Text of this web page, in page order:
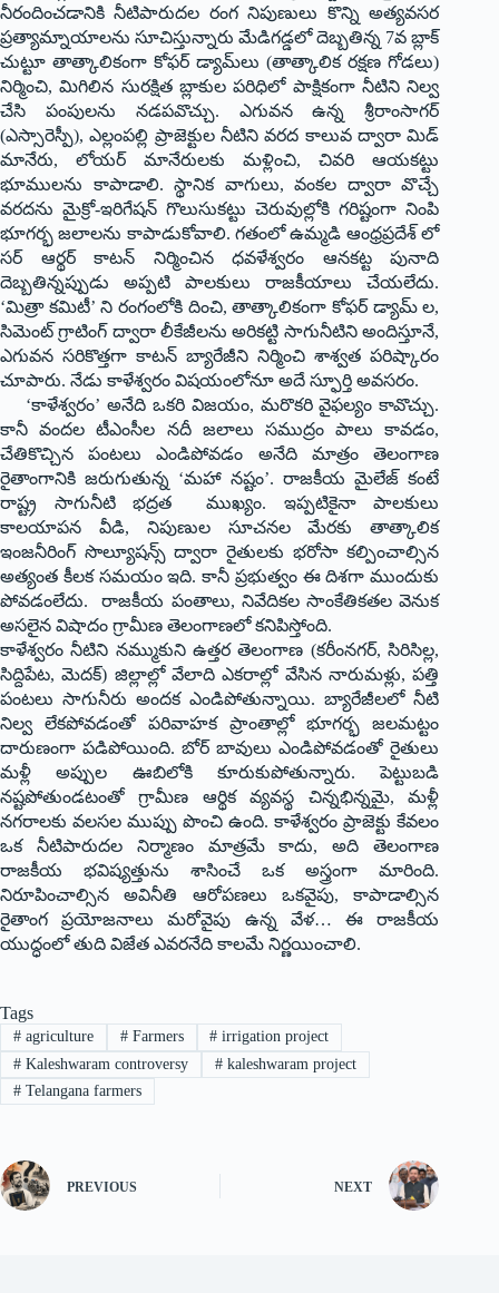
నీరందించడానికి నీటిపారుదల రంగ నిపుణులు కొన్ని అత్యవసర
ప్రత్యామ్నాయాలను సూచిస్తున్నారు మేడిగడ్డలో దెబ్బతిన్న 7వ బ్లాక్
చుట్టూ తాత్కాలికంగా కోఫర్ డ్యామ్‌లు (తాత్కాలిక రక్షణ గోడలు)
నిర్మించి, మిగిలిన సురక్షిత బ్లాకుల పరిధిలో పాక్షికంగా నీటిని నిల్వ
చేసి పంపులను నడపవొచ్చు. ఎగువన ఉన్న శ్రీరాంసాగర్
(ఎస్సారెస్పీ), ఎల్లంపల్లి ప్రాజెక్టుల నీటిని వరద కాలువ ద్వారా మిడ్
మానేరు, లోయర్ మానేరులకు మళ్లించి, చివరి ఆయకట్టు
భూములను కాపాడాలి. స్థానిక వాగులు, వంకల ద్వారా వొచ్చే
వరదను మైక్రో-ఇరిగేషన్ గొలుసుకట్టు చెరువుల్లోకి గరిష్టంగా నింపి
భూగర్భ జలాలను కాపాడుకోవాలి. గతంలో ఉమ్మడి ఆంధ్రప్రదేశ్ లో
సర్ ఆర్థర్ కాటన్ నిర్మించిన ధవళేశ్వరం ఆనకట్ట పునాది
దెబ్బతిన్నప్పుడు అప్పటి పాలకులు రాజకీయాలు చేయలేదు.
‘మిత్రా కమిటీ’ ని రంగంలోకి దించి, తాత్కాలికంగా కోఫర్ డ్యామ్ ల‌,
సిమెంట్ గ్రాటింగ్ ద్వారా లీకేజీలను అరికట్టి సాగునీటిని అందిస్తూనే,
ఎగువన సరికొత్తగా కాటన్ బ్యారేజీని నిర్మించి శాశ్వత పరిష్కారం
చూపారు. నేడు కాళేశ్వరం విషయంలోనూ అదే స్ఫూర్తి అవసరం.
‘కాళేశ్వరం’ అనేది ఒకరి విజయం, మరొకరి వైఫల్యం కావొచ్చు.
కానీ వందల టీఎంసీల నదీ జలాలు సముద్రం పాలు కావడం,
చేతికొచ్చిన పంటలు ఎండిపోవడం అనేది మాత్రం తెలంగాణ
రైతాంగానికి జరుగుతున్న ‘మహా నష్టం’. రాజకీయ మైలేజ్ కంటే
రాష్ట్ర సాగునీటి భద్రత ముఖ్యం. ఇప్పటికైనా పాలకులు
కాలయాపన వీడి, నిపుణుల సూచనల మేరకు తాత్కాలిక
ఇంజనీరింగ్ సొల్యూషన్స్ ద్వారా రైతులకు భరోసా కల్పించాల్సిన
అత్యంత కీలక సమయం ఇది. కానీ ప్ర‌భుత్వం ఈ దిశ‌గా ముందుకు
పోవ‌డంలేదు. రాజకీయ పంతాలు, నివేదికల సాంకేతికతల వెనుక
అసలైన విషాదం గ్రామీణ తెలంగాణలో కనిపిస్తోంది.
కాళేశ్వరం నీటిని నమ్ముకుని ఉత్తర తెలంగాణ (కరీంనగర్, సిరిసిల్ల,
సిద్దిపేట, మెదక్) జిల్లాల్లో వేలాది ఎకరాల్లో వేసిన నారుమళ్లు, పత్తి
పంటలు సాగునీరు అందక ఎండిపోతున్నాయి. బ్యారేజీలలో నీటి
నిల్వ లేకపోవడంతో పరివాహక ప్రాంతాల్లో భూగర్భ జలమట్టం
దారుణంగా పడిపోయింది. బోర్ బావులు ఎండిపోవడంతో రైతులు
మళ్లీ అప్పుల ఊబిలోకి కూరుకుపోతున్నారు. పెట్టుబడి
నష్టపోతుండటంతో గ్రామీణ ఆర్థిక వ్యవస్థ చిన్నభిన్నమై, మళ్లీ
నగరాలకు వలసల ముప్పు పొంచి ఉంది. కాళేశ్వరం ప్రాజెక్టు కేవలం
ఒక నీటిపారుదల నిర్మాణం మాత్రమే కాదు, అది తెలంగాణ
రాజకీయ భవిష్యత్తును శాసించే ఒక అస్త్రంగా మారింది.
నిరూపించాల్సిన అవినీతి ఆరోపణలు ఒకవైపు, కాపాడాల్సిన
రైతాంగ ప్రయోజనాలు మరోవైపు ఉన్న వేళ… ఈ రాజకీయ
యుద్ధంలో తుది విజేత ఎవరనేది కాలమే నిర్ణయించాలి.
Tags
#agriculture #Farmers # irrigation project
#Kaleshwaram controversy #kaleshwaram project
#Telangana farmers
PREVIOUS NEXT